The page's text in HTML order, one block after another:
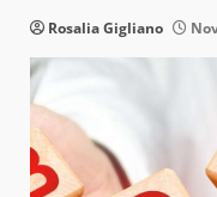
Rosalia Gigliano